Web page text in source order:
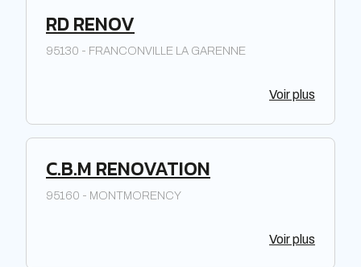
RD RENOV
95130 - FRANCONVILLE LA GARENNE
Voir plus
C.B.M RENOVATION
95160 - MONTMORENCY
Voir plus